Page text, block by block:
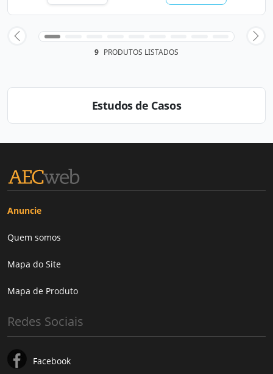
9 PRODUTOS LISTADOS
Estudos de Casos
Anuncie
Quem somos
Mapa do Site
Mapa de Produto
Redes Sociais
Facebook